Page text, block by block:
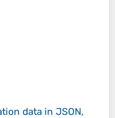
data in JSON,